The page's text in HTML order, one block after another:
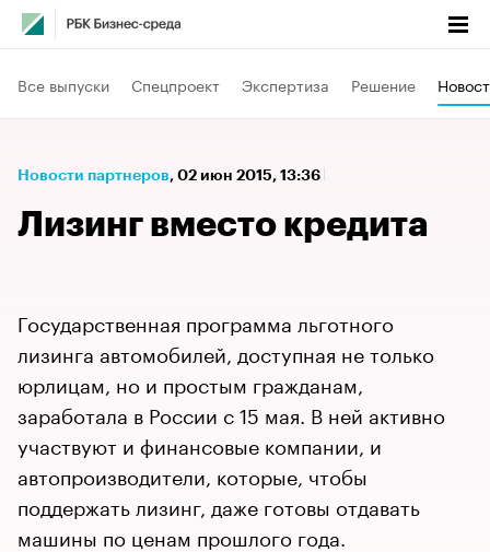
Все выпуски Спецпроект Экспертиза Решение
Новости партнеров⁠, 02 июн 2015, 13:36
Лизинг вместо кредита
Государственная программа льготного
лизинга автомобилей, доступная не только
юрлицам, но и простым гражданам,
заработала в России с 15 мая. В ней активно
участвуют и финансовые компании, и
автопроизводители, которые, чтобы
поддержать лизинг, даже готовы отдавать
машины по ценам прошлого года.